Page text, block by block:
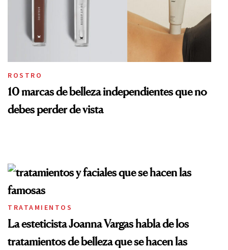
ROSTRO
10 marcas de belleza independientes que no
debes perder de vista
TRATAMIENTOS
La esteticista Joanna Vargas habla de los
tratamientos de belleza que se hacen las